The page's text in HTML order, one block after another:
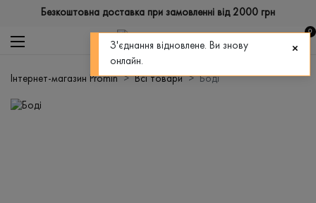
Безкоштовна доставка при замовленні від 2000 грн
0
Інтернет-магазин Promin Всі товари Боді
З'єднання відновлене. Ви знову
онлайн.